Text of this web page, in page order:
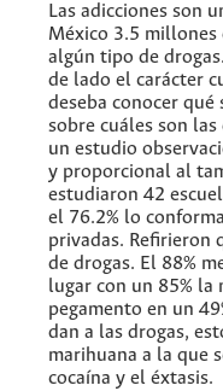
Las adicciones son
México 3.5 millones
algún tipo de
de lado el carácter
deseba conocer qué
sobre cuáles son
un estudio
y proporcional al
estudiaron 42
el 76.2% lo
privadas. Refirieron
de drogas. El 88%
lugar con un 85% la
pegamento en un
dan a las drogas,
marihuana a la que
cocaína y el éxtasis.